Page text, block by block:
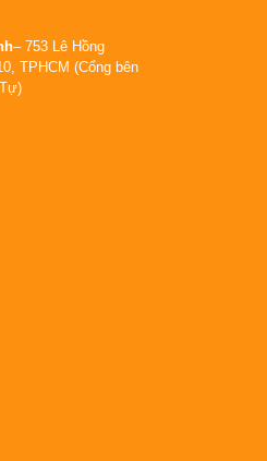
– 753 Lê Hồng
TPHCM (Cổng bên